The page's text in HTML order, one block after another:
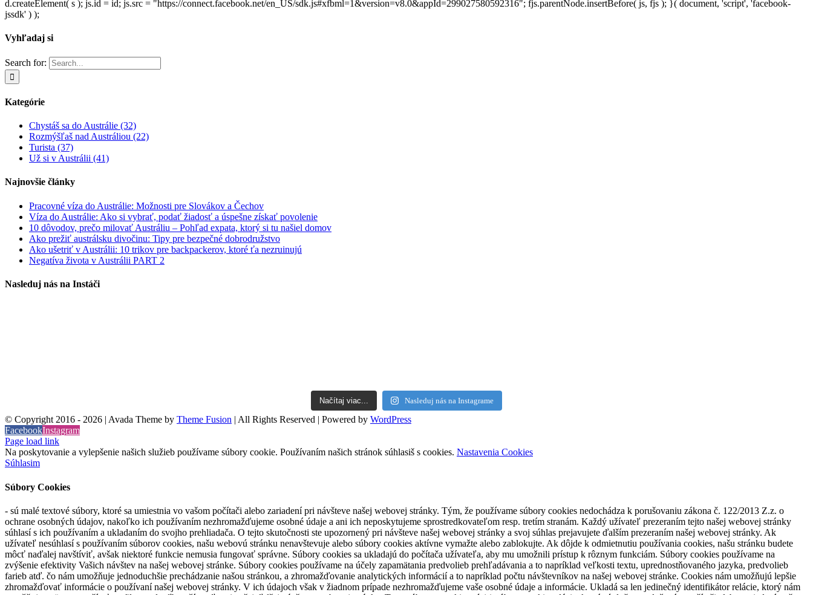
d.createElement( s ); js.id = id; js.src = "https://connect.facebook.net/en_US/sdk.js#xfbml=1&version=v8.0&appId=299027580592316"; fjs.parentNode.insertBefore( js, fjs ); }( document, 'script', 'facebook-
jssdk' ) );
Vyhľadaj si
Search for:
Kategórie
Chystáš sa do Austrálie (32)
Rozmýšľaš nad Austráliou (22)
Turista (37)
Už si v Austrálii (41)
Najnovšie články
Pracovné víza do Austrálie: Možnosti pre Slovákov a Čechov
Víza do Austrálie: Ako si vybrať, podať žiadosť a úspešne získať povolenie
10 dôvodov, prečo milovať Austráliu – Pohľad expata, ktorý si tu našiel domov
Ako prežiť austrálsku divočinu: Tipy pre bezpečné dobrodružstvo
Ako ušetriť v Austrálii: 10 trikov pre backpackerov, ktoré ťa nezruinujú
Negatíva života v Austrálii PART 2
Nasleduj nás na Instáči
Načítaj viac... Nasleduj nás na Instagrame
© Copyright 2016 - 2026 | Avada Theme by Theme Fusion | All Rights Reserved | Powered by WordPress
FacebookInstagram
Page load link
Na poskytovanie a vylepšenie našich služieb používame súbory cookie. Používaním našich stránok súhlasiš s cookies. Nastavenia Cookies
Súhlasim
Súbory Cookies
- sú malé textové súbory, ktoré sa umiestnia vo vašom počítači alebo zariadení pri návšteve našej webovej stránky. Tým, že používame súbory cookies nedochádza k porušovaniu zákona č. 122/2013 Z.z. o
ochrane osobných údajov, nakoľko ich používaním nezhromažďujeme osobné údaje a ani ich neposkytujeme sprostredkovateľom resp. tretím stranám. Každý užívateľ prezeraním tejto našej webovej stránky
súhlasí s ich používaním a ukladaním do svojho prehliadača. O tejto skutočnosti ste upozornený pri návšteve našej webovej stránky a svoj súhlas prejavujete ďalším prezeraním našej webovej stránky. Ak
užívateľ nesúhlasí s používaním súborov cookies, našu webovú stránku nenavštevuje alebo súbory cookies aktívne vymažte alebo zablokujte. Ak dôjde k odmietnutiu používania cookies, našu stránku budete
môcť naďalej navštíviť, avšak niektoré funkcie nemusia fungovať správne. Súbory cookies sa ukladajú do počítača užívateľa, aby mu umožnili prístup k rôznym funkciám. Súbory cookies používame na
zvýšenie efektivity Vašich návštev na našej webovej stránke. Súbory cookies používame na účely zapamätania predvolieb prehľadávania a to napríklad veľkosti textu, uprednostňovaného jazyka, predvolieb
farieb atď. čo nám umožňuje jednoduchšie prechádzanie našou stránkou, a zhromažďovanie analytických informácií a to napríklad počtu návštevníkov na našej webovej stránke. Cookies nám umožňujú lepšie
zhromažďovať informácie o používaní našej webovej stránky. V ich údajoch však v žiadnom prípade nezhromažďujeme vaše osobné údaje a informácie. Ukladá sa len jedinečný identifikátor relácie, ktorý nám